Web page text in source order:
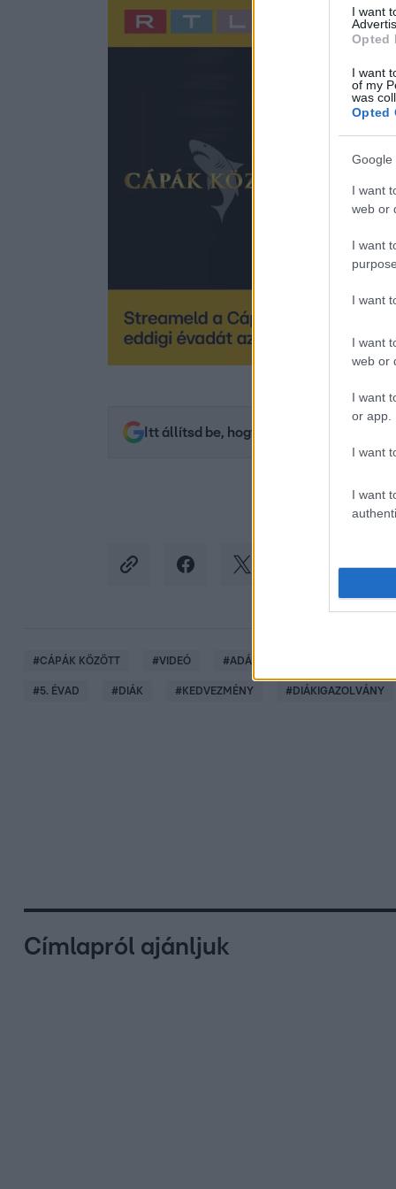
I want
Opted
I want
of my
was
Opted
Google
I want
web or
I want
I want
I want
web or
I want
or app.
I want
I want
Itt állítsd be, hogy az RTL.hu az elsők
#CÁPÁK KÖZÖTT #VIDEÓ #ADÁSRÉSZLETEK
#5. ÉVAD #DIÁK #KEDVEZMÉNY #DIÁKIGAZOLVÁNY
Címlapról ajánljuk